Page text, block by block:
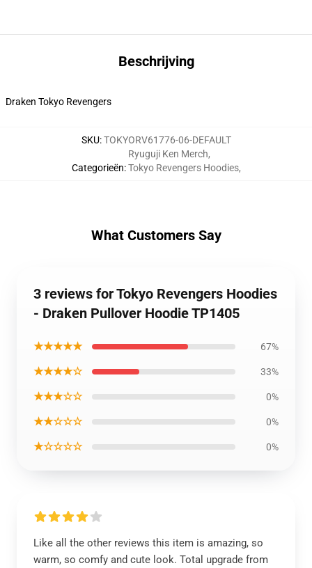
Beschrijving
Draken Tokyo Revengers
SKU:TOKYORV61776-06-DEFAULT
Categorieën:
Ryuguji Ken Merch,
Tokyo Revengers Hoodies,
What Customers Say
3 reviews for Tokyo Revengers Hoodies
- Draken Pullover Hoodie TP1405
★★★★★ 67%
★★★★☆ 33%
★★★☆☆ 0%
★★☆☆☆ 0%
★☆☆☆☆ 0%
Like all the other reviews this item is amazing, so
warm, so comfy and cute look. Total upgrade from